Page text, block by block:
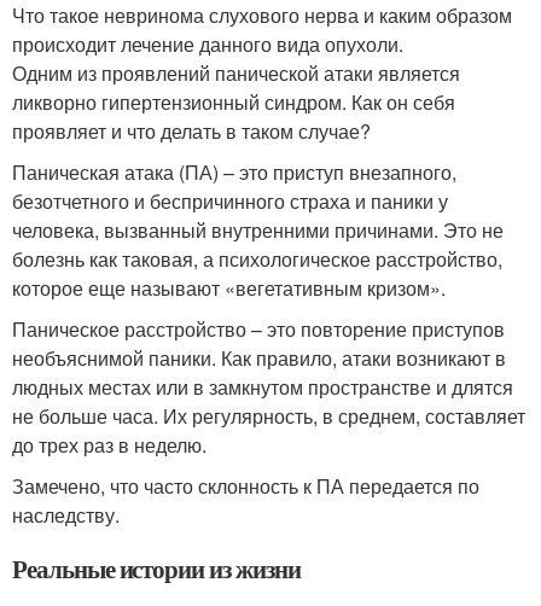
Что такое невринома слухового нерва и каким образом
происходит лечение данного вида опухоли.
Одним из проявлений панической атаки является
ликворно гипертензионный синдром. Как он себя
проявляет и что делать в таком случае?
Паническая атака (ПА) – это приступ внезапного,
безотчетного и беспричинного страха и паники у
человека, вызванный внутренними причинами. Это не
болезнь как таковая, а психологическое расстройство,
которое еще называют «вегетативным кризом».
Паническое расстройство – это повторение приступов
необъяснимой паники. Как правило, атаки возникают в
людных местах или в замкнутом пространстве и длятся
не больше часа. Их регулярность, в среднем, составляет
до трех раз в неделю.
Замечено, что часто склонность к ПА передается по
наследству.
Реальные истории из жизни